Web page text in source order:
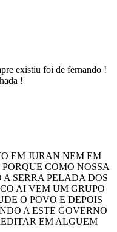
existiu foi de fernando !
!
EM JURAN NEM EM
COMO NOSSA
SERRA PELADA DOS
AI VEM UM GRUPO
O POVO E DEPOIS
A ESTE GOVERNO
EM ALGUEM